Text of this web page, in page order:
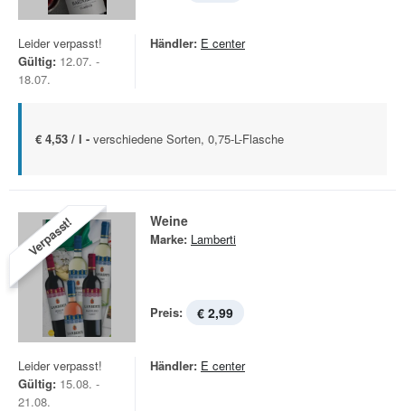
Leider verpasst!
Gültig: 12.07. -
18.07.
Händler: E center
€ 4,53 / l - verschiedene Sorten, 0,75-L-Flasche
Verpasst! Weine
Marke: Lamberti
Preis: € 2,99
Leider verpasst!
Gültig: 15.08. -
21.08.
Händler: E center